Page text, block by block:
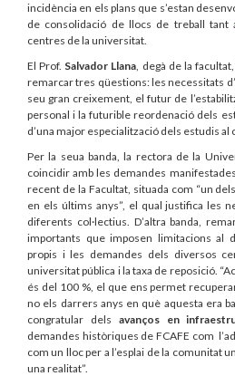
incidència en els plans que s’estan
de consolidació de llocs de treball
centres de la universitat.
El Prof. Salvador Llana, degà de la
remarcar tres qüestions: les necessitats
seu gran creixement, el futur de
personal i la futurible reordenació dels
d’una major especialització dels estudis al
Per la seua banda, la rectora de la
coincidir amb les demandes
recent de la Facultat, situada com “un
en els últims anys”, el qual justifica les
diferents col·lectius. D’altra banda,
importants que imposen limitacions al
propis i les demandes dels diversos
universitat pública i la taxa de reposició.
és del 100 %, el que ens permet
no els darrers anys en què aquesta era
congratular dels avanços en
demandes històriques de FCAFE com
com un lloc per a l’esplai de la comunitat
una realitat”.